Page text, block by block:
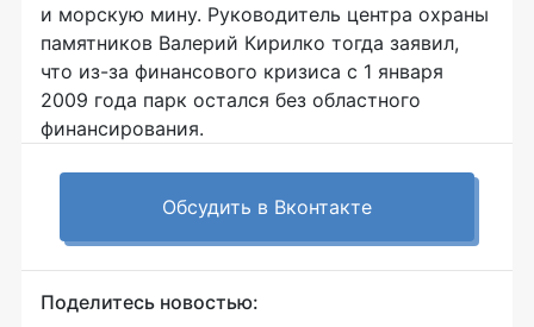
и морскую мину. Руководитель центра охраны
памятников Валерий Кирилко тогда заявил,
что из-за финансового кризиса с 1 января
2009 года парк остался без областного
финансирования.
Обсудить в Вконтакте
Поделитесь новостью: